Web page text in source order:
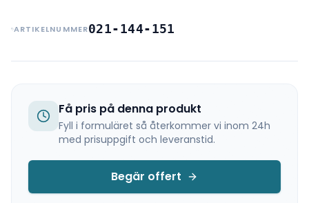
ARTIKELNUMMER021-144-151
Få pris på denna produkt
Fyll i formuläret så återkommer vi inom 24h
med prisuppgift och leveranstid.
Begär offert